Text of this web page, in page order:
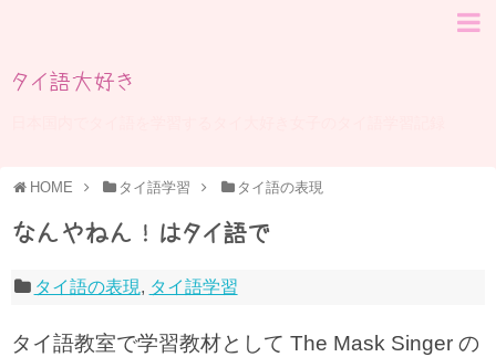
タイ語大好き
HOME タイ語学習 タイ語の表現
なんやねん！はタイ語で
タイ語の表現, タイ語学習
タイ語教室で学習教材として The Mask Singer の